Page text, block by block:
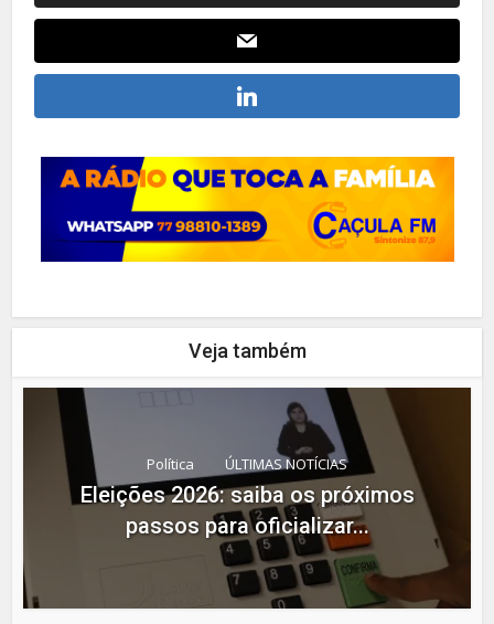
Veja também
Política ÚLTIMAS NOTÍCIAS
Eleições 2026: saiba os próximos
passos para oficializar...